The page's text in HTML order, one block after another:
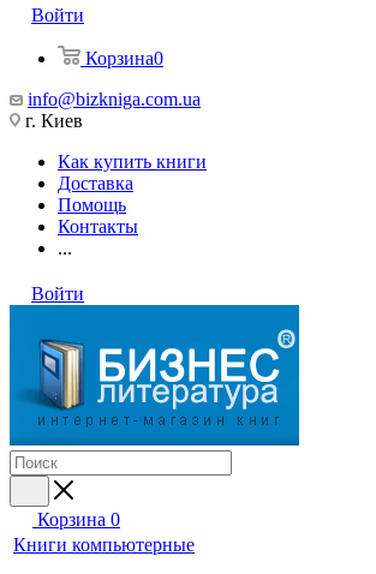
Войти
Корзина0
info@bizkniga.com.ua
г. Киев
Как купить книги
Доставка
Помощь
Контакты
...
Войти
Корзина 0
Книги компьютерные